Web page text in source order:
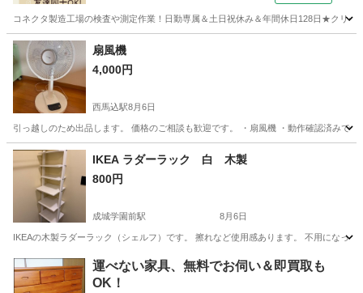
コネクタ製造工場の検査や測定作業！日勤専属＆土日祝休み＆年間休日128日★クリ
茨城 常陸大宮市 静駅
扇風機
4,000円
西馬込駅8月6日
引っ越しのため出品します。 価格のご相談も歓迎です。 ・扇風機 ・動作確認済みで
東京 大田区 西馬込駅 その他 価格
IKEA ラダーラック 白 木製
800円
成城学園前駅 8月6日
IKEAの木製ラダーラック（シェルフ）です。 擦れなど使用感あります。 不用になっ
東京 世田谷区 成城学園前駅 収納家具
運べない家具、無料でお伺い＆即買取も
OK！